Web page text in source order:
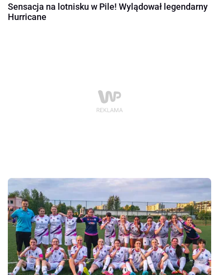
Sensacja na lotnisku w Pile! Wylądował legendarny
Hurricane